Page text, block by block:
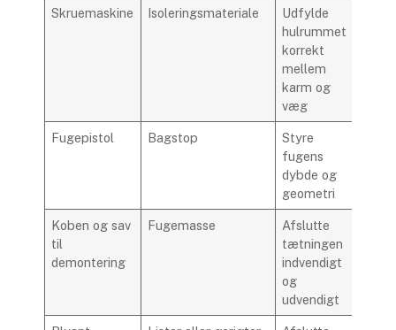
Skruemaskine Isoleringsmateriale
Udfylde
hulrummet
korrekt
mellem
karm og
væg
Fugepistol Bagstop
Styre
fugens
dybde og
geometri
Koben og sav
til
demontering
Fugemasse
Afslutte
tætningen
indvendigt
og
udvendigt